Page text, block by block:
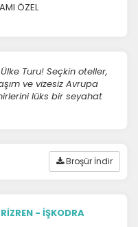
ÖZEL
Turu! Seçkin oteller,
ve vizesiz Avrupa
lüks bir seyahat
Broşür İndir
- İŞKODRA